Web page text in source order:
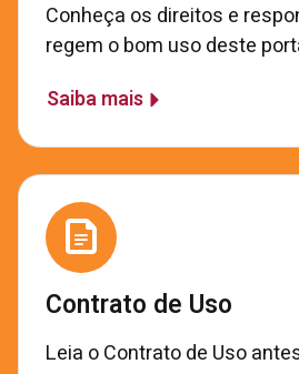
Conheça os direitos e
regem o bom uso deste
Saiba mais
Contrato de Uso
Leia o Contrato de Uso